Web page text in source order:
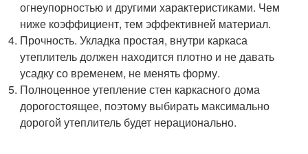
огнеупорностью и другими характеристиками. Чем
ниже коэффициент, тем эффективней материал.
Прочность. Укладка простая, внутри каркаса
утеплитель должен находится плотно и не давать
усадку со временем, не менять форму.
Полноценное утепление стен каркасного дома
дорогостоящее, поэтому выбирать максимально
дорогой утеплитель будет нерационально.